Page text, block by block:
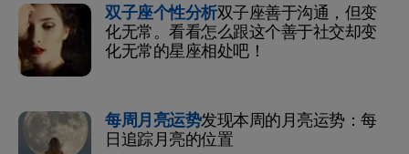
双子座个性分析双子座善于沟通，但变
化无常。看看怎么跟这个善于社交却变
化无常的星座相处吧！
每周月亮运势发现本周的月亮运势：每
日追踪月亮的位置